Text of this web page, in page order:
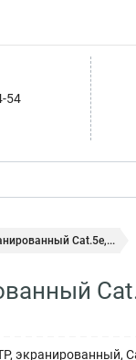
54
Cat.5e,...
экранированный,